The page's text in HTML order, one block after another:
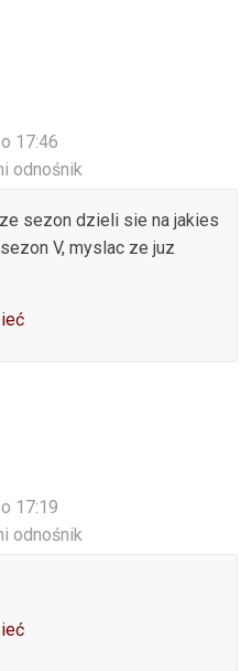
17:46
odnośnik
sezon dzieli sie na jakies
V, myslac ze juz
17:19
odnośnik